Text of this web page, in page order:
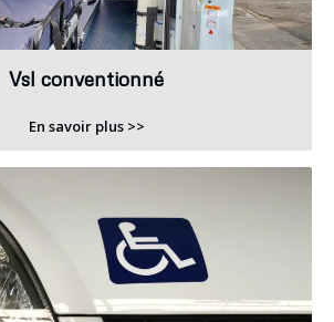
Vsl conventionné
En savoir plus >>